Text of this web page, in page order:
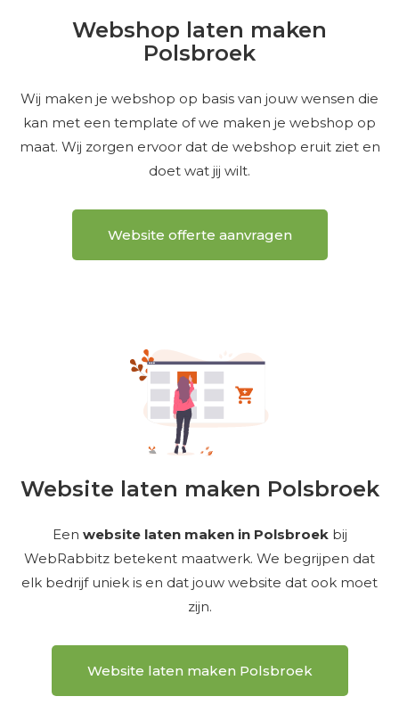
Webshop laten maken
Polsbroek
Wij maken je webshop op basis van jouw wensen die
kan met een template of we maken je webshop op
maat. Wij zorgen ervoor dat de webshop eruit ziet en
doet wat jij wilt.
Website offerte aanvragen
Website laten maken Polsbroek
Een website laten maken in Polsbroekbij
WebRabbitz betekent maatwerk. We begrijpen dat
elk bedrijf uniek is en dat jouw website dat ook moet
zijn.
Website laten maken Polsbroek